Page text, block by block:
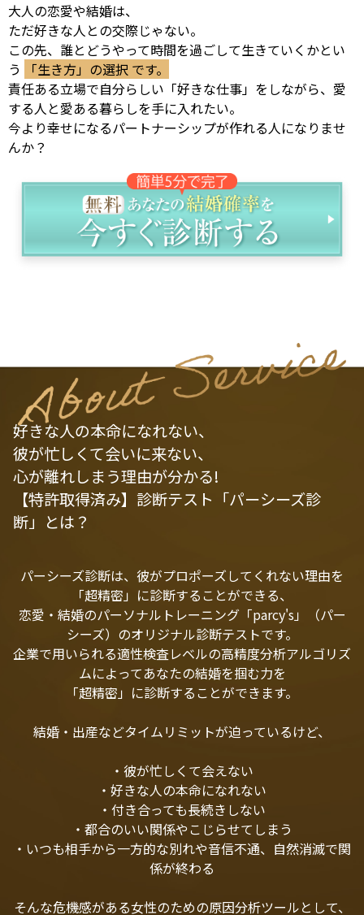
大人の恋愛や結婚は、
ただ好きな人との交際じゃない。
この先、誰とどうやって時間を過ごして生きていくかとい
う
「生き方」の選択 です。
責任ある立場で自分らしい「好きな仕事」をしながら、愛
する人と愛ある暮らしを手に入れたい。
今より幸せになるパートナーシップが作れる人になりませ
んか？
好きな人の本命になれない、
彼が忙しくて会いに来ない、
心が離れしまう理由が分かる!
【特許取得済み】診断テスト「パーシーズ診
断」とは？
パーシーズ診断は、彼がプロポーズしてくれない理由を
「超精密」に診断することができる、
恋愛・結婚のパーソナルトレーニング「parcy's」（パー
シーズ）のオリジナル診断テストです。
企業で用いられる適性検査レベルの高精度分析アルゴリズ
ムによってあなたの結婚を掴む力を
「超精密」に診断することができます。
結婚・出産などタイムリミットが迫っているけど、
・彼が忙しくて会えない
・好きな人の本命になれない
・付き合っても長続きしない
・都合のいい関係やこじらせてしまう
・いつも相手から一方的な別れや音信不通、自然消滅で関
係が終わる
そんな危機感がある女性のための原因分析ツールとして、